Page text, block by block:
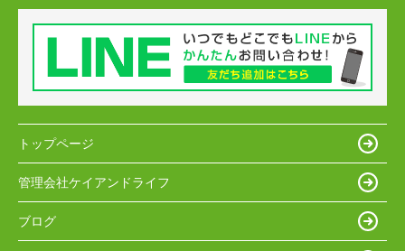
トップページ
管理会社ケイアンドライフ
ブログ